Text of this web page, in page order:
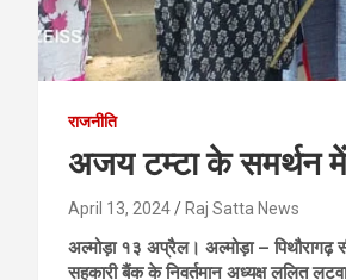
राजनीति
अजय टम्टा के समर्थन में
April 13, 2024 Raj Satta News
अल्मोड़ा १३ अप्रैल। अल्मोड़ा – पिथौरागढ़
सहकारी बैंक के निवर्तमान अध्यक्ष ललित